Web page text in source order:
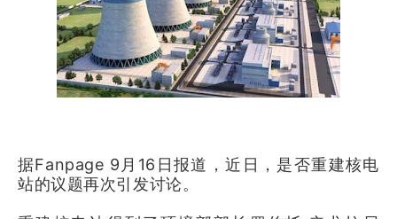
据Fanpage 9月16日报道，近日，是否重建核电
站的议题再次引发讨论。